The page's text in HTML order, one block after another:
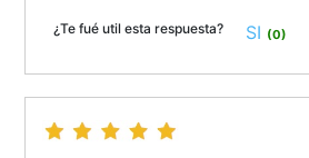
¿Te fué util esta respuesta? SI (0)